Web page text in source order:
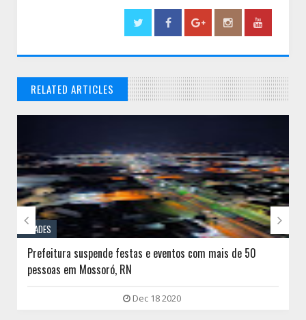
RELATED ARTICLES
// THATS WHAT YOU MIGHT BE LOOKING FOR
CIDADES
Prefeitura suspende festas e eventos com mais de 50
pessoas em Mossoró, RN
Dec 18 2020
 